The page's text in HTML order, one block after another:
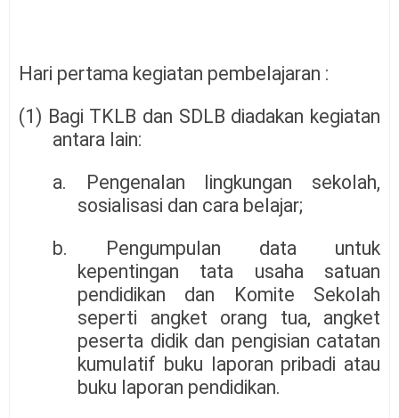
Hari pertama kegiatan pembelajaran :
(1) Bagi TKLB dan SDLB diadakan kegiatan
antara lain:
a. Pengenalan lingkungan sekolah,
sosialisasi dan cara belajar;
b. Pengumpulan data untuk
kepentingan tata usaha satuan
pendidikan dan Komite Sekolah
seperti angket orang tua, angket
peserta didik dan pengisian catatan
kumulatif buku laporan pribadi atau
buku laporan pendidikan.